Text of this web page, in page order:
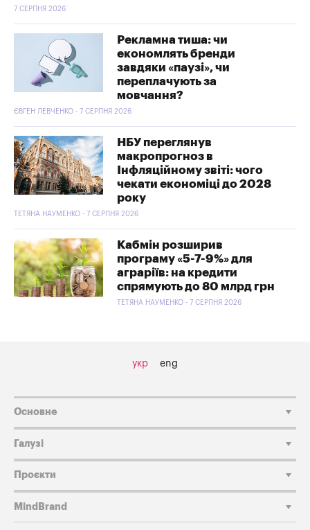
7 СЕРПНЯ 2026
Рекламна тиша: чи
економлять бренди
завдяки «паузі», чи
переплачують за
мовчання?
ЄВГЕН ЛЕВЧЕНКО - 7 СЕРПНЯ 2026
НБУ переглянув
макропрогноз в
Інфляційному звіті: чого
чекати економіці до 2028
року
ТЕТЯНА НАУМЕНКО - 7 СЕРПНЯ 2026
Кабмін розширив
програму «5-7-9%» для
аграріїв: на кредити
спрямують до 80 млрд грн
ТЕТЯНА НАУМЕНКО - 7 СЕРПНЯ 2026
укр eng
Основне
Галузі
Проєкти
MindBrand